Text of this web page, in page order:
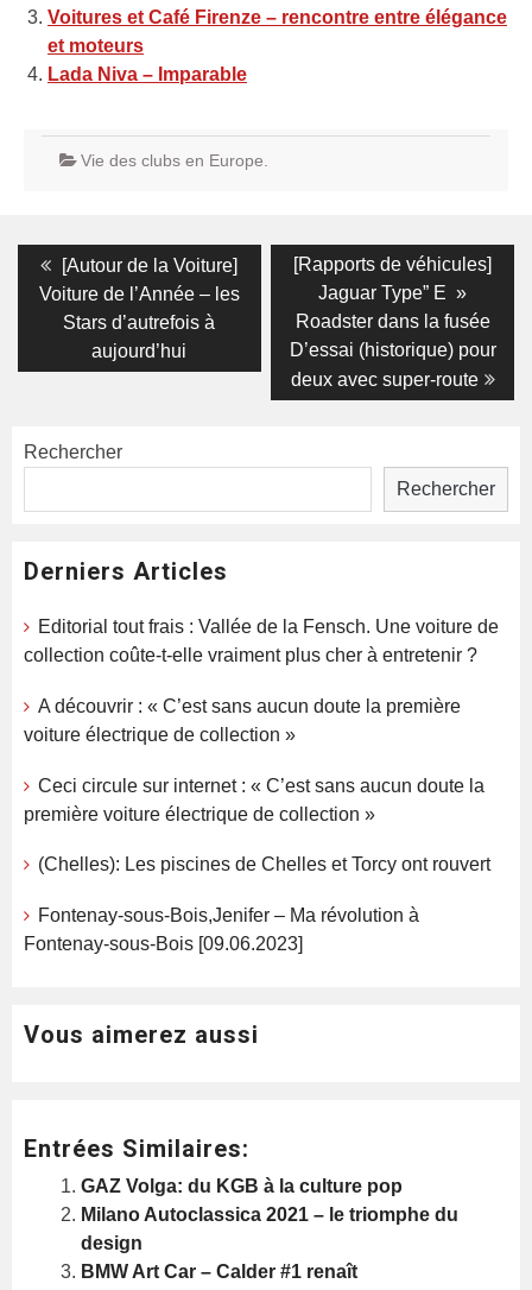
Voitures et Café Firenze – rencontre entre élégance
et moteurs
Lada Niva – Imparable
Vie des clubs en Europe.
Navigation
de
l’article
Previous
post:
[Autour de la Voiture]
Voiture de l’Année – les
Stars d’autrefois à
aujourd’hui
Next
post:
[Rapports de véhicules]
Jaguar Type” E »
Roadster dans la fusée
D’essai (historique) pour
deux avec super-route
Rechercher
Rechercher
Derniers Articles
Editorial tout frais : Vallée de la Fensch. Une voiture de
collection coûte-t-elle vraiment plus cher à entretenir ?
A découvrir : « C’est sans aucun doute la première
voiture électrique de collection »
Ceci circule sur internet : « C’est sans aucun doute la
première voiture électrique de collection »
(Chelles): Les piscines de Chelles et Torcy ont rouvert
Fontenay-sous-Bois,Jenifer – Ma révolution à
Fontenay-sous-Bois [09.06.2023]
Vous aimerez aussi
Entrées Similaires:
GAZ Volga: du KGB à la culture pop
Milano Autoclassica 2021 – le triomphe du
design
BMW Art Car – Calder #1 renaît